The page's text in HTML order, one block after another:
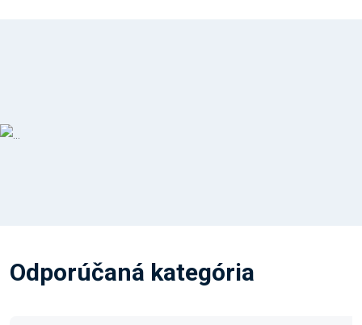
Odporúčaná kategória